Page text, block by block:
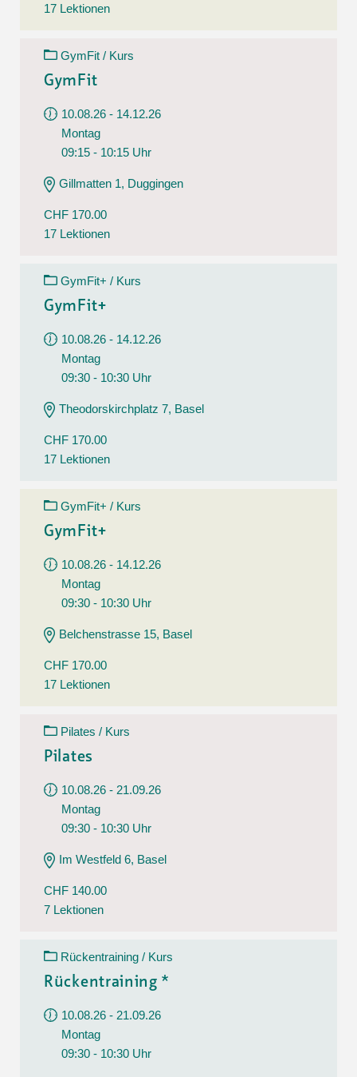
17 Lektionen
GymFit / Kurs
GymFit
10.08.26 - 14.12.26
Montag
09:15 - 10:15 Uhr
Gillmatten 1, Duggingen
CHF 170.00
17 Lektionen
GymFit+ / Kurs
GymFit+
10.08.26 - 14.12.26
Montag
09:30 - 10:30 Uhr
Theodorskirchplatz 7, Basel
CHF 170.00
17 Lektionen
GymFit+ / Kurs
GymFit+
10.08.26 - 14.12.26
Montag
09:30 - 10:30 Uhr
Belchenstrasse 15, Basel
CHF 170.00
17 Lektionen
Pilates / Kurs
Pilates
10.08.26 - 21.09.26
Montag
09:30 - 10:30 Uhr
Im Westfeld 6, Basel
CHF 140.00
7 Lektionen
Rückentraining / Kurs
Rückentraining *
10.08.26 - 21.09.26
Montag
09:30 - 10:30 Uhr